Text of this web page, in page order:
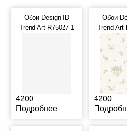
Обои Design ID
Trend Art R75027-1
4200
Подробнее
Обои
Trend Art
4200